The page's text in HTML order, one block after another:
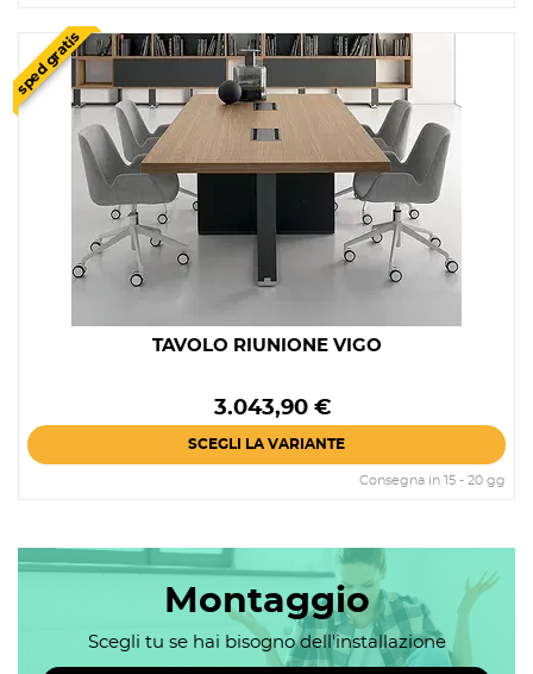
sped gratis
TAVOLO RIUNIONE VIGO
Prezzo
3.043,90 €
SCEGLI LA VARIANTE
Consegna in 15 - 20 gg
Montaggio
Scegli tu se hai bisogno dell'installazione